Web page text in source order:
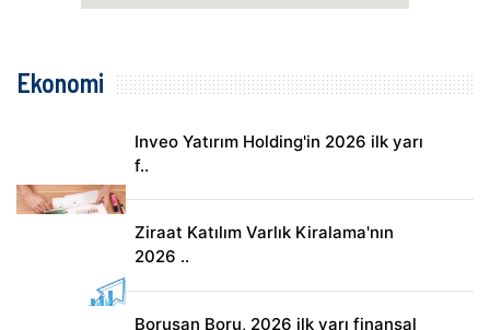
Ekonomi
Inveo Yatırım Holding'in 2026 ilk yarı
f..
Ziraat Katılım Varlık Kiralama'nın
2026 ..
Borusan Boru, 2026 ilk yarı finansal